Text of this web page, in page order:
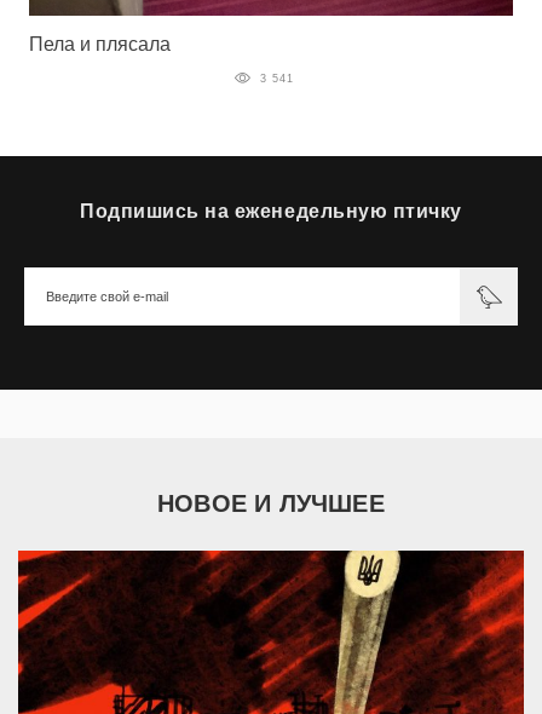
Пела и плясала
3 541
Подпишись на еженедельную птичку
НОВОЕ И ЛУЧШЕЕ